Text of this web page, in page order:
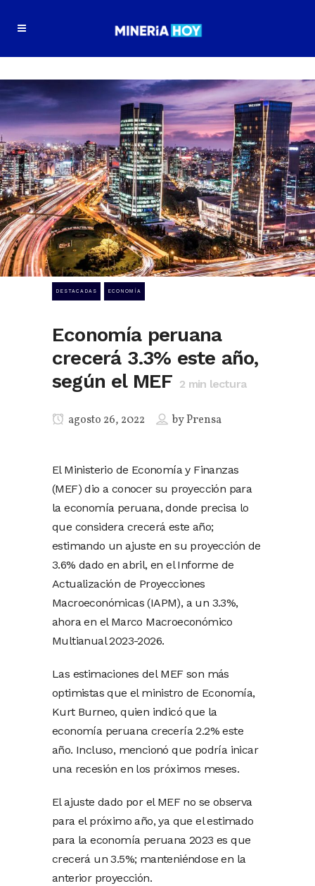
DESTACADAS ECONOMÍA
Economía peruana
crecerá 3.3% este año,
según el MEF 2 min lectura
agosto 26, 2022 byPrensa
El Ministerio de Economía y Finanzas
(MEF) dio a conocer su proyección para
la economía peruana, donde precisa lo
que considera crecerá este año;
estimando un ajuste en su proyección de
3.6% dado en abril, en el Informe de
Actualización de Proyecciones
Macroeconómicas (IAPM), a un 3.3%,
ahora en el Marco Macroeconómico
Multianual 2023-2026.
Las estimaciones del MEF son más
optimistas que el ministro de Economía,
Kurt Burneo, quien indicó que la
economía peruana crecería 2.2% este
año. Incluso, mencionó que podría inicar
una recesión en los próximos meses.
El ajuste dado por el MEF no se observa
para el próximo año, ya que el estimado
para la economía peruana 2023 es que
crecerá un 3.5%; manteniéndose en la
anterior proyección.